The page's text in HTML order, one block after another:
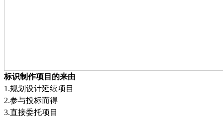
标识制作项目的来由
1.规划设计延续项目
2.参与投标而得
3.直接委托项目